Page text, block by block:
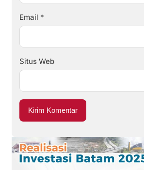
Email *
Situs Web